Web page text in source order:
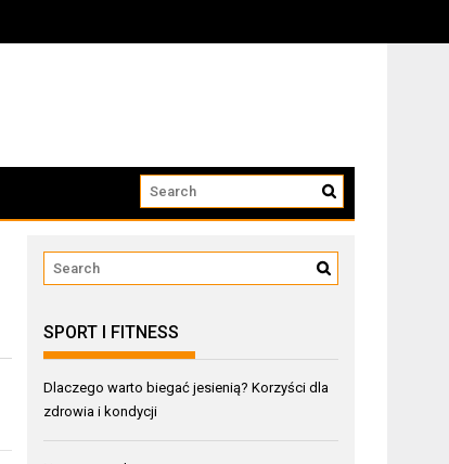
SPORT I FITNESS
Dlaczego warto biegać jesienią? Korzyści dla
zdrowia i kondycji